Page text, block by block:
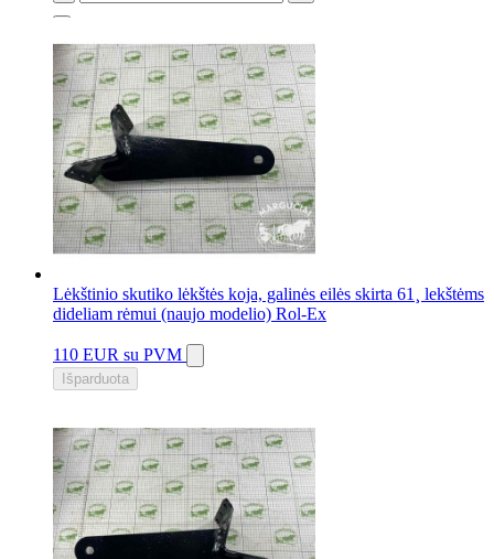
Lėkštinio skutiko lėkštės koja, galinės eilės skirta 61¸ lekštėms
dideliam rėmui (naujo modelio) Rol-Ex
110 EUR su PVM
Išparduota